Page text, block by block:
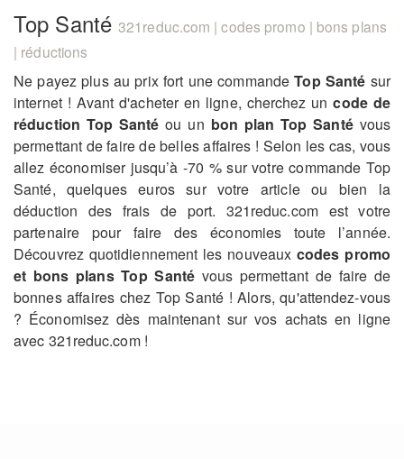
Top Santé 321reduc.com | codes promo | bons plans
| réductions
Ne payez plus au prix fort une commandeTop Santé sur
internet ! Avant d'acheter en ligne, cherchez uncode de
réduction Top Santé ou un bon plan Top Santévous
permettant de faire de belles affaires ! Selon les cas, vous
allez économiser jusqu’à -70 % sur votre commande Top
Santé, quelques euros sur votre article ou bien la
déduction des frais de port. 321reduc.com est votre
partenaire pour faire des économies toute l’année.
Découvrez quotidiennement les nouveauxcodes promo
et bons plans Top Santévous permettant de faire de
bonnes affaires chez Top Santé ! Alors, qu'attendez-vous
? Économisez dès maintenant sur vos achats en ligne
avec 321reduc.com !